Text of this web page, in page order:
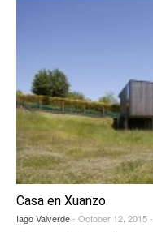
Casa en Xuanzo
Iago Valverde- October 12, 2015 -